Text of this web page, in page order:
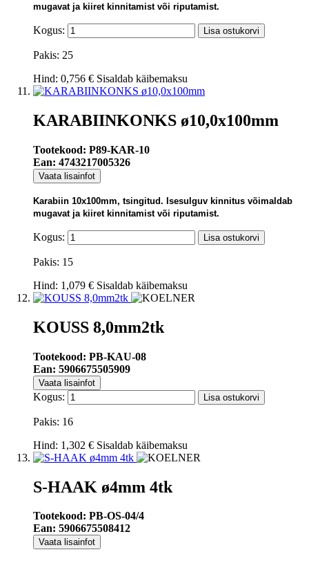
mugavat ja kiiret kinnitamist või riputamist.
Kogus: Lisa ostukorvi
Pakis: 25
Hind: 0,756 € Sisaldab käibemaksu
KARABIINKONKS ø10,0x100mm
Tootekood: P89-KAR-10
Ean: 4743217005326
Vaata lisainfot
Karabiin 10x100mm, tsingitud. Isesulguv kinnitus võimaldab
mugavat ja kiiret kinnitamist või riputamist.
Kogus: Lisa ostukorvi
Pakis: 15
Hind: 1,079 € Sisaldab käibemaksu
KOUSS 8,0mm2tk
Tootekood: PB-KAU-08
Ean: 5906675505909
Vaata lisainfot
Kogus: Lisa ostukorvi
Pakis: 16
Hind: 1,302 € Sisaldab käibemaksu
S-HAAK ø4mm 4tk
Tootekood: PB-OS-04/4
Ean: 5906675508412
Vaata lisainfot